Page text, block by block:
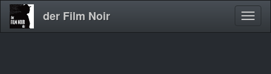
der Film Noir